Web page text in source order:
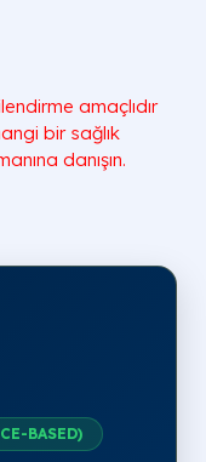
amaçlıdır
bir sağlık
danışın.
BASED)